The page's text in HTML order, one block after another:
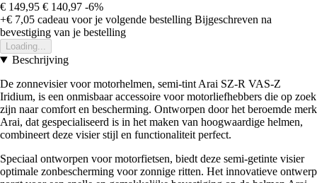
€ 149,95 € 140,97 -6%
+€ 7,05 cadeau voor je volgende bestelling Bijgeschreven na
bevestiging van je bestelling
Loading...
Beschrijving
De zonnevisier voor motorhelmen, semi-tint Arai SZ-R VAS-Z
Iridium, is een onmisbaar accessoire voor motorliefhebbers die op zoek
zijn naar comfort en bescherming. Ontworpen door het beroemde merk
Arai, dat gespecialiseerd is in het maken van hoogwaardige helmen,
combineert deze visier stijl en functionaliteit perfect.
Speciaal ontworpen voor motorfietsen, biedt deze semi-getinte visier
optimale zonbescherming voor zonnige ritten. Het innovatieve ontwerp